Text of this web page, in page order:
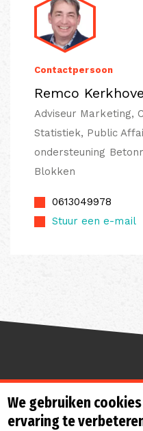
Contactpersoon
Remco
Adviseur Marketing,
Statistiek, Public
ondersteuning
Blokken
0613049978
Stuur een e-mail
Sterk de
We gebruiken
ervaring te